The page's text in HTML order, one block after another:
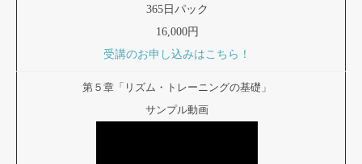
365日パック
16,000円
受講のお申し込みはこちら！
第５章「リズム・トレーニングの基礎」
サンプル動画